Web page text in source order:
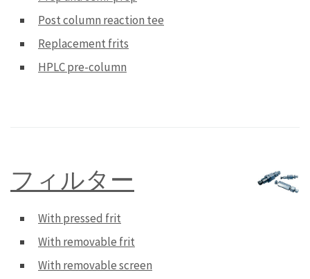
Post column reaction tee
Replacement frits
HPLC pre-column
フィルター
With pressed frit
With removable frit
With removable screen